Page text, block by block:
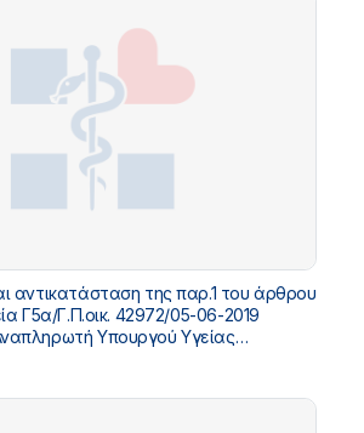
αντικατάσταση της παρ.1 του άρθρου
Γ5α/Γ.Π.οικ. 42972/05-06-2019
Υπουργού Υγείας